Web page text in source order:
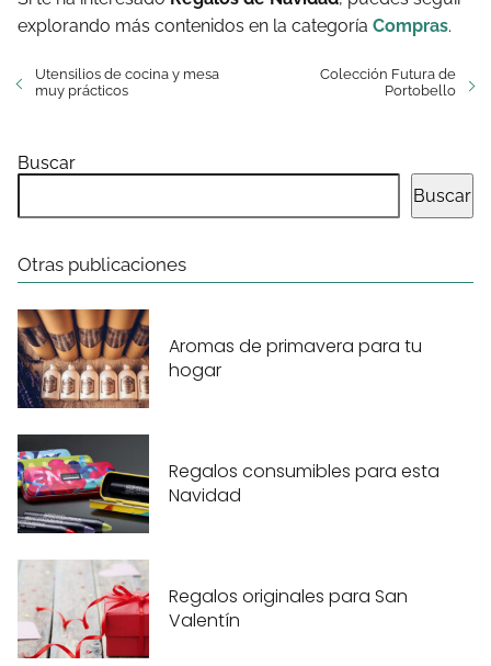
explorando más contenidos en la categoría Compras.
Utensilios de cocina y mesa
muy prácticos
Colección Futura de
Portobello
Buscar
Buscar
Otras publicaciones
Aromas de primavera para tu
hogar
Regalos consumibles para esta
Navidad
Regalos originales para San
Valentín